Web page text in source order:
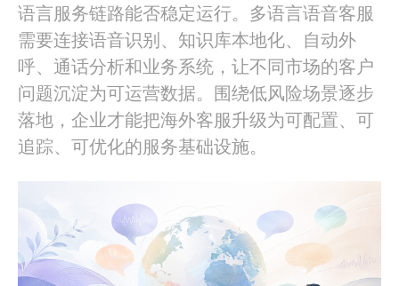
语言服务链路能否稳定运行。多语言语音客服
需要连接语音识别、知识库本地化、自动外
呼、通话分析和业务系统，让不同市场的客户
问题沉淀为可运营数据。围绕低风险场景逐步
落地，企业才能把海外客服升级为可配置、可
追踪、可优化的服务基础设施。